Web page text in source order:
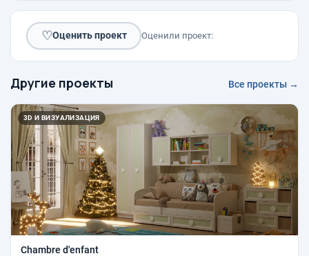
♡Оценить проект Оценили проект:
Другие проекты Все проекты →
3D И ВИЗУАЛИЗАЦИЯ
Сhambre d'enfant